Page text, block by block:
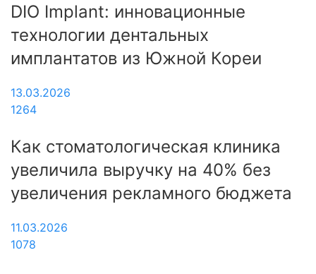
DIO Implant: инновационные
технологии дентальных
имплантатов из Южной Кореи
13.03.2026
1264
Как стоматологическая клиника
увеличила выручку на 40% без
увеличения рекламного бюджета
11.03.2026
1078